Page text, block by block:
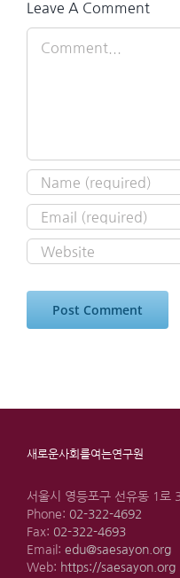
Leave A Comment
새로운사회를여는연구원
서울시 영등포구 선유동 1로
Phone: 02-322-4692
Fax: 02-322-4693
Email: edu@saesayon.org
Web: https://saesayon.org